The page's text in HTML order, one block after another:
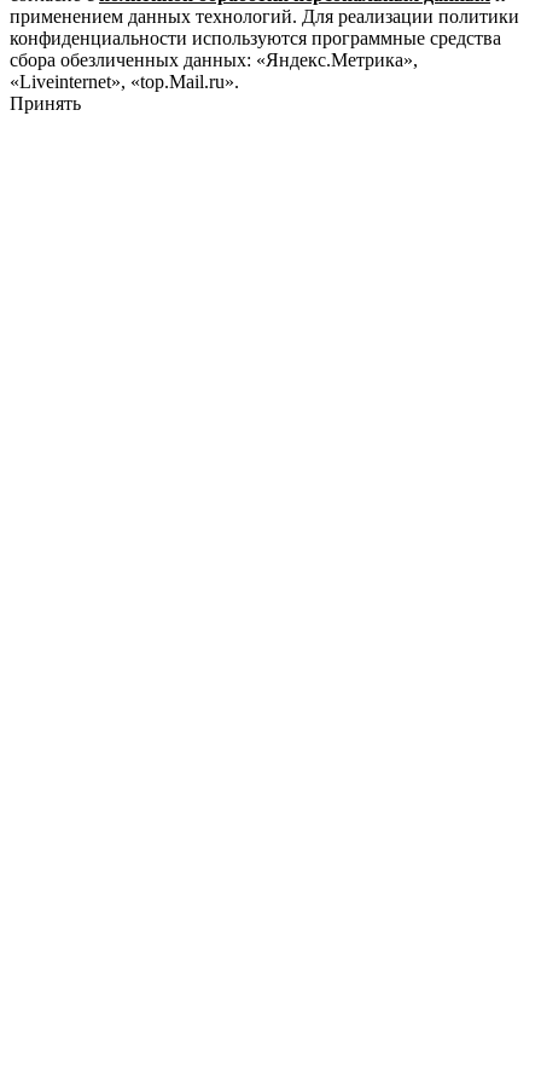
применением данных технологий. Для реализации политики
конфиденциальности используются программные средства
сбора обезличенных данных: «Яндекс.Метрика»,
«Liveinternet», «top.Mail.ru».
Принять